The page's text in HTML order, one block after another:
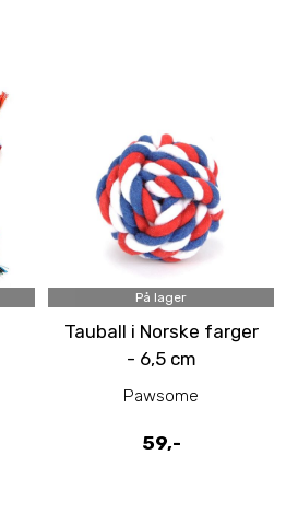
På lager
Tauball i Norske farger
- 6,5 cm
Pawsome
59,-